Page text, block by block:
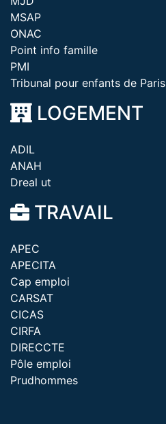
MSAP
ONAC
Point info famille
PMI
Tribunal pour enfants de Paris
LOGEMENT
ADIL
ANAH
Dreal ut
TRAVAIL
APEC
APECITA
Cap emploi
CARSAT
CICAS
CIRFA
DIRECCTE
Pôle emploi
Prudhommes